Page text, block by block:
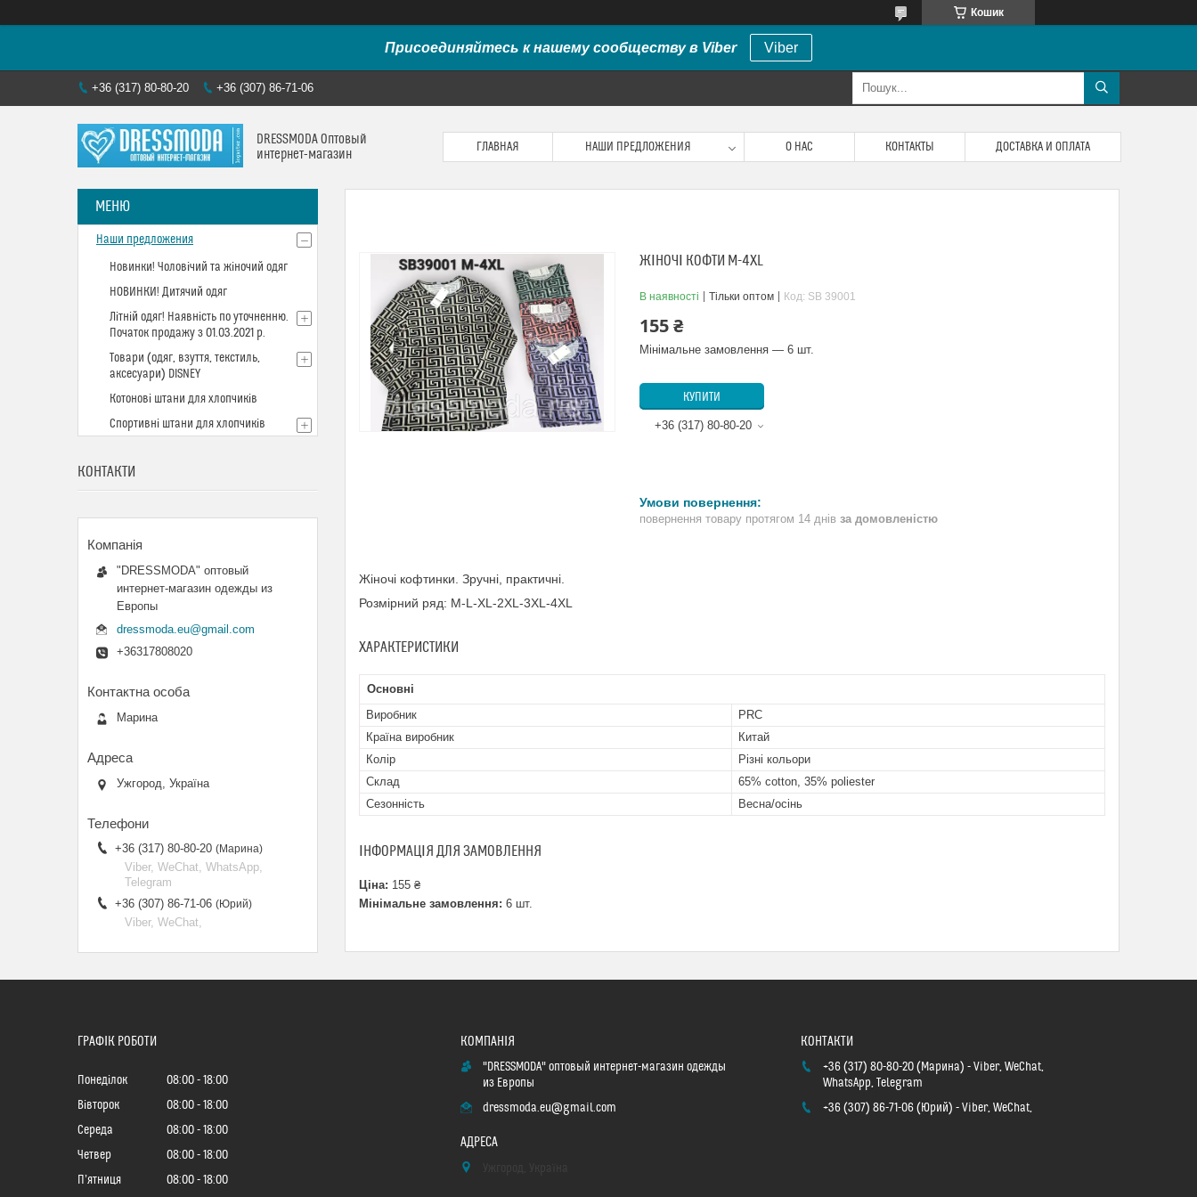
Кошик
Присоединяйтесь к нашему сообществу в Viber Viber
+36 (317) 80-80-20 +36 (307) 86-71-06
DRESSMODA Оптовый
интернет-магазин
ГЛАВНАЯ НАШИ ПРЕДЛОЖЕНИЯ О НАС КОНТАКТЫ ДОСТАВКА И ОПЛАТА
ЖІНОЧІ КОФТИ M-4XL
В наявності Тільки оптом Код: SB 39001
155 ₴
Мінімальне замовлення — 6 шт.
КУПИТИ
+36 (317) 80-80-20
повернення товару протягом 14 днів за домовленістю
Жіночі кофтинки. Зручні, практичні.
Розмірний ряд: M-L-XL-2XL-3XL-4XL
ХАРАКТЕРИСТИКИ
Основні
Виробник
PRC
Країна виробник
Китай
Колір
Різні кольори
Склад
65% cotton, 35% poliester
Сезонність
Весна/осінь
ІНФОРМАЦІЯ ДЛЯ ЗАМОВЛЕННЯ
Ціна: 155 ₴
Мінімальне замовлення: 6 шт.
Наши предложения
Новинки! Чоловічий та жіночий одяг
НОВИНКИ! Дитячий одяг
Літній одяг! Наявність по уточненню.
Початок продажу з 01.03.2021 р.
Товари (одяг, взуття, текстиль,
аксесуари) DISNEY
Котонові штани для хлопчиків
Спортивні штани для хлопчиків
КОНТАКТИ
"DRESSMODA" оптовый
интернет-магазин одежды из
Европы
dressmoda.eu@gmail.com
+36317808020
Марина
Ужгород, Україна
+36 (317) 80-80-20 Марина
Viber, WeChat, WhatsApp,
Telegram
+36 (307) 86-71-06
Юрий
Viber, WeChat,
ГРАФІК РОБОТИ
Понеділок 08:00
18:00
Вівторок
08:00
18:00
Середа
08:00
18:00
Четвер
08:00
18:00
Пʼятниця
08:00 18:00
"DRESSMODA" оптовый интернет-магазин одежды
из Европы
dressmoda.eu@gmail.com
+36 (317) 80-80-20 Марина
Viber, WeChat,
WhatsApp, Telegram
+36 (307) 86-71-06
Юрий Viber, WeChat,